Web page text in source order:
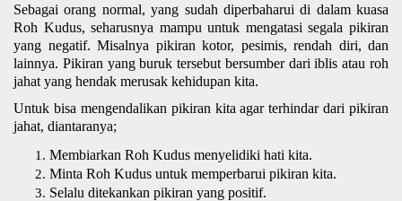
Sebagai orang normal, yang sudah diperbaharui di dalam kuasa
Roh Kudus, seharusnya mampu untuk mengatasi segala pikiran
yang negatif. Misalnya pikiran kotor, pesimis, rendah diri, dan
lainnya. Pikiran yang buruk tersebut bersumber dari iblis atau roh
jahat yang hendak merusak kehidupan kita.
Untuk bisa mengendalikan pikiran kita agar terhindar dari pikiran
jahat, diantaranya;
Membiarkan Roh Kudus menyelidiki hati kita.
Minta Roh Kudus untuk memperbarui pikiran kita.
Selalu ditekankan pikiran yang positif.